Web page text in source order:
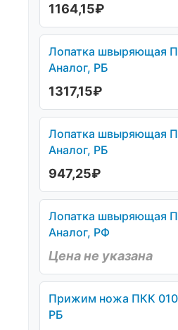
1164,15₽
Лопатка швыряющая
Аналог, РБ
1317,15₽
Лопатка швыряющая
Аналог, РБ
947,25₽
Лопатка швыряющая
Аналог, РФ
Цена не указана
Прижим ножа ПКК
РБ